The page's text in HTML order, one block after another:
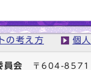
の考え方 個
員会 〒604-8571